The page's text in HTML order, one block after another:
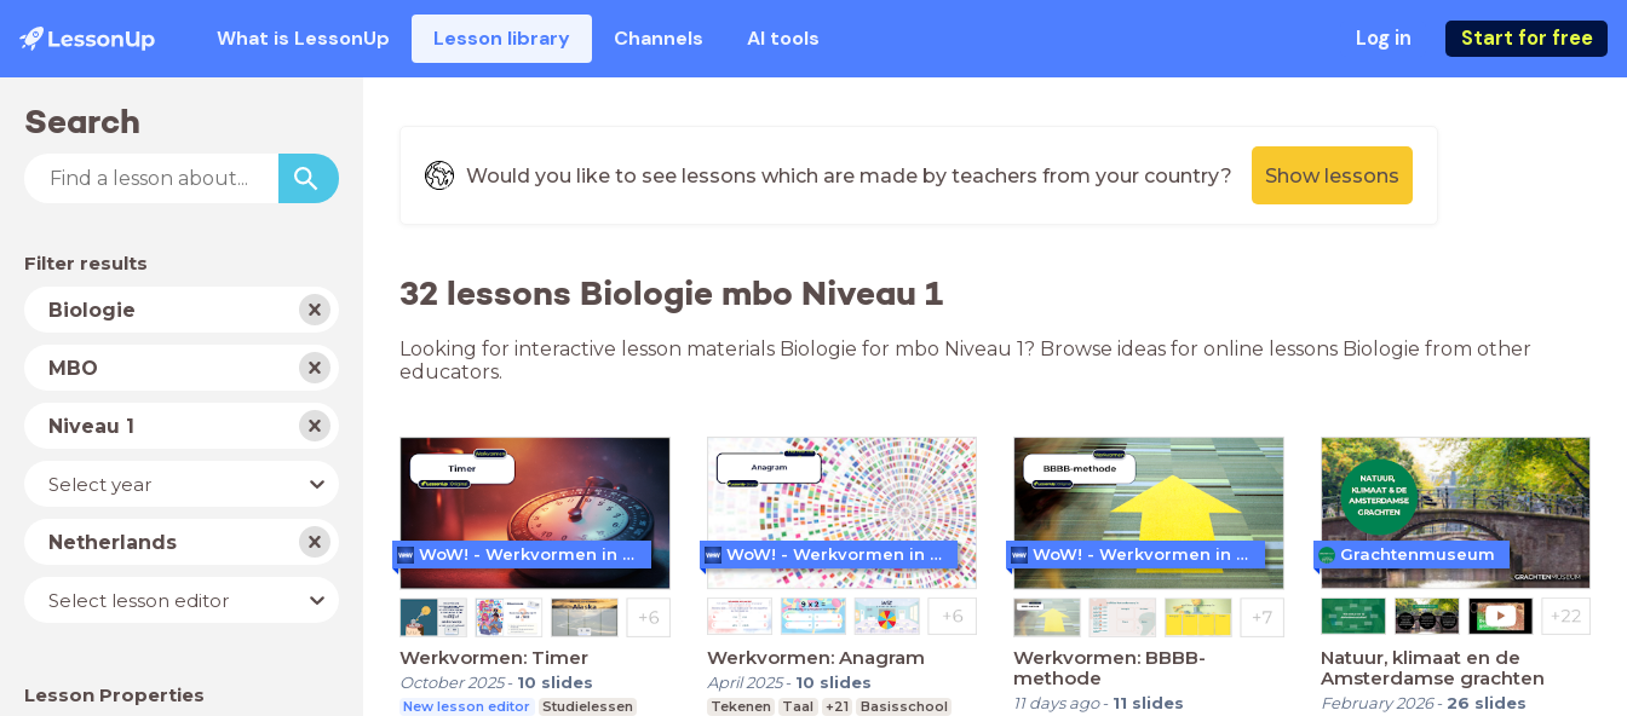
What is LessonUp Lesson library Channels AI tools Log in Start for free
Search
Filter results
Subject
Biologie
School
typeMBO
LevelNiveau 1
YearSelect year
Country
Netherlands
Lesson
editor
Select lesson editor
Lesson Properties
Would you like to see lessons which are made by teachers from your country? Show lessons
32 lessons Biologie mbo Niveau 1
Looking for interactive lesson materials Biologie for mbo Niveau 1? Browse ideas for online lessons Biologie from other
educators.
Werkvormen: Timer
October 2025- 10 slides
New lesson editor
Studielessen
WoW! - Werkvormen in LessonUp
Werkvormen: Anagram
April 2025- 10 slides
Tekenen Taal +21
Basisschool
WoW! - Werkvormen in LessonUp
Werkvormen: BBBB-
methode
11 days ago- 11 slides
WoW! - Werkvormen in LessonUp
Natuur, klimaat en de
Amsterdamse grachten
February 2026- 26 slides
Grachtenmuseum